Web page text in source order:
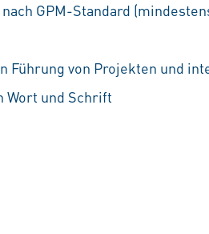
GPM-Standard
von Projekten und
Wort und Schrift